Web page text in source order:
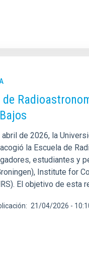
de
abril de 2026, la
la Escuela de
estudiantes y
Institute for
El objetivo de esta
21/04/2026 -